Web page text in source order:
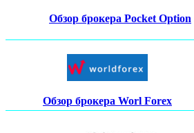
Обзор брокера Pocket Option
Обзор брокера Worl Forex